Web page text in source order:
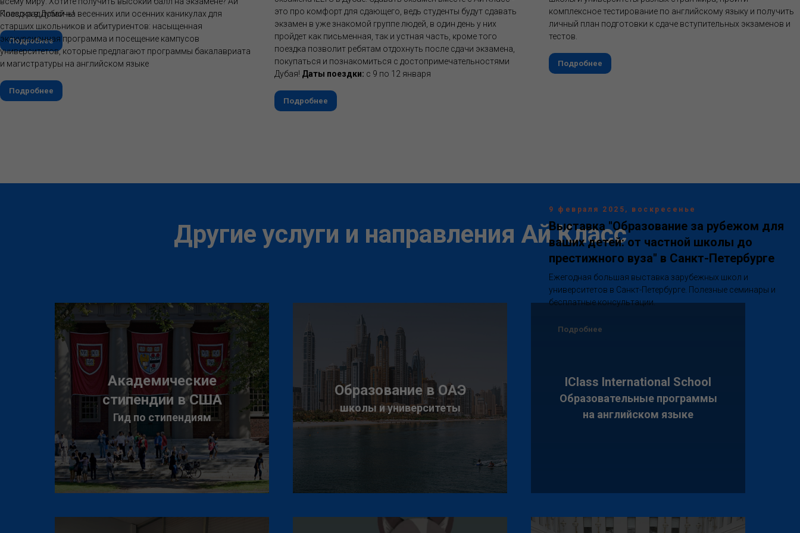
Класс рад помочь!
Подробнее
это про комфорт для сдающего, ведь студенты будут сдавать
экзамен в уже знакомой группе людей, в один день у них
пройдет как письменная, так и устная часть, кроме того
поездка позволит ребятам отдохнуть после сдачи экзамена,
покупаться и познакомиться с достопримечательностями
Дубая! Даты поездки: с 9 по 12 января
Подробнее
комплексное тестирование по английскому языку и получить
личный план подготовки к сдаче вступительных экзаменов и
тестов.
Подробнее
9 февраля 2025, воскресенье
Выставка "Образование за рубежом для
ваших детей: от частной школы до
престижного вуза" в Санкт-Петербурге
Ежегодная большая выставка зарубежных школ и
университетов в Санкт-Петербурге. Полезные семинары и
бесплатные консультации.
Подробнее
Поездка в Дубай на весенних или осенних каникулах для
старших школьников и абитуриентов: насыщенная
экскурсионная программа и посещение кампусов
университетов, которые предлагают программы бакалавриата
и магистратуры на английском языке
Подробнее
Другие услуги и направления Ай Класс
Академические
стипендии в США
Гид по стипендиям
Образование в ОАЭ
школы и университеты
IClass International School
Образовательные программы
на английском языке